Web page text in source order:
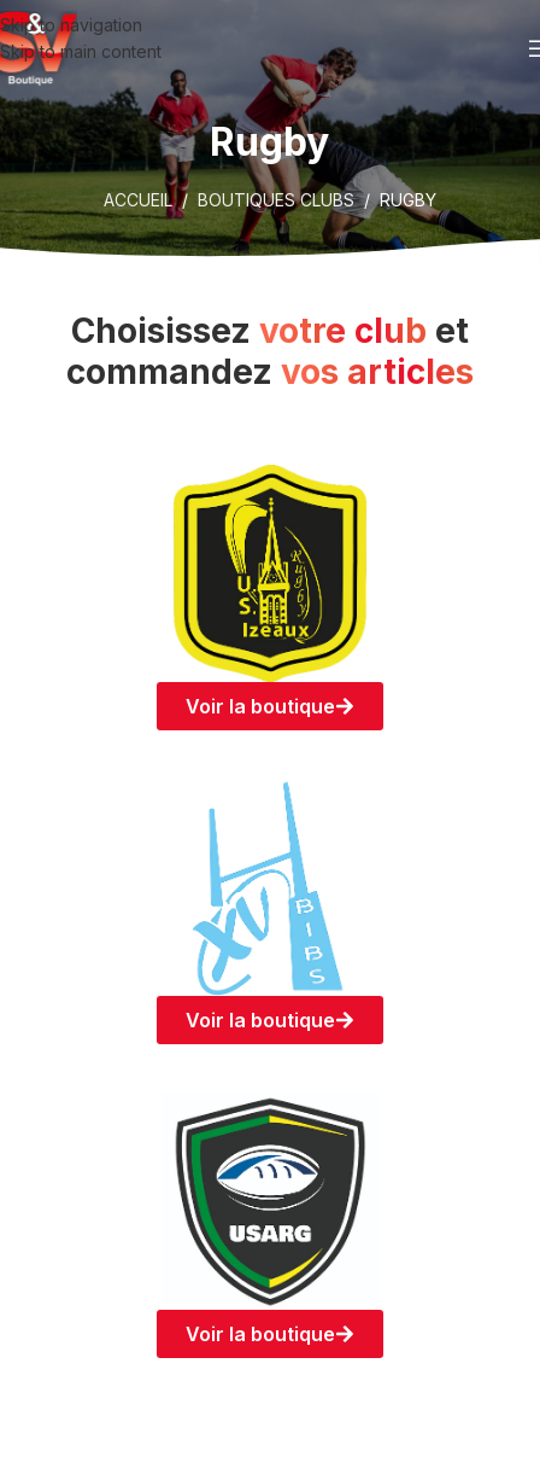
Skip to navigation
Skip to main content
Rugby
ACCUEIL/ BOUTIQUES CLUBS/ RUGBY
Choisissez votre club et
commandez vos articles
Voir la boutique
Voir la boutique
Voir la boutique